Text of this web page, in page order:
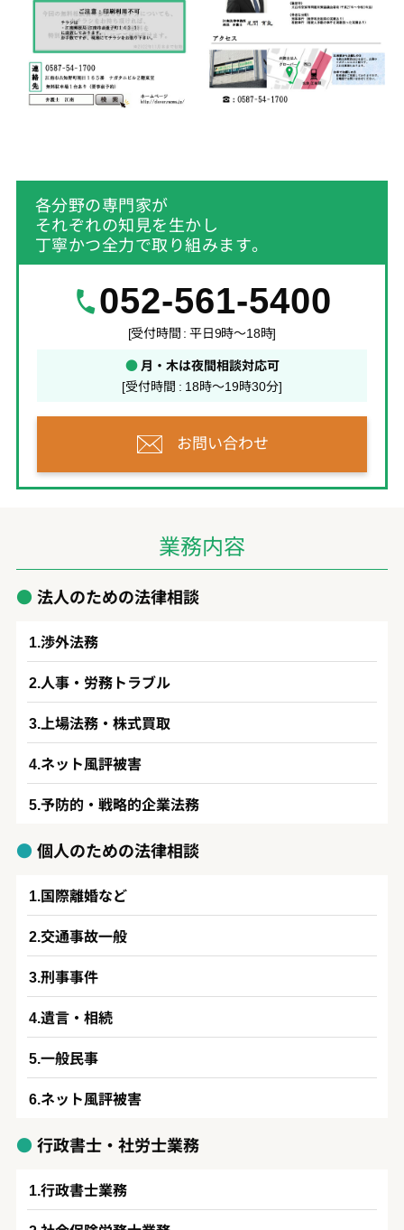
各分野の専門家が
それぞれの知見を生かし
丁寧かつ全力で取り組みます。
052-561-5400
[受付時間 : 平日9時～18時]
●月・木は夜間相談対応可
[受付時間 : 18時～19時30分]
お問い合わせ
業務内容
法人のための法律相談
渉外法務
人事・労務トラブル
上場法務・株式買取
ネット風評被害
予防的・戦略的企業法務
個人のための法律相談
国際離婚など
交通事故一般
刑事事件
遺言・相続
一般民事
ネット風評被害
行政書士・社労士業務
行政書士業務